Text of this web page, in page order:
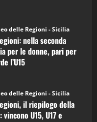
2026)
Podcast
Podcast: 26^ Puntata
2026)
delle Regioni - Sicilia
nella seconda
per le donne, pari per
l’U15
delle Regioni - Sicilia
il riepilogo della
U15, U17 e